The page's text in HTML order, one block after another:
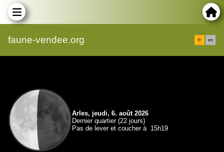
faune-vendee.org fr en
Arles, jeudi, 6. août 2026
Dernier quartier (22 jours)
Pas de lever et coucher à 15h19